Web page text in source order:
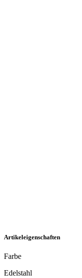
Artikeleigenschaften
Farbe
Edelstahl